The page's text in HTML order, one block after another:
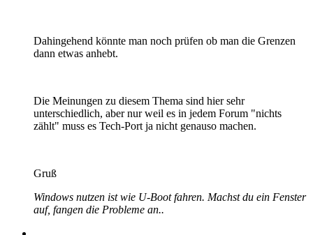
Dahingehend könnte man noch prüfen ob man die Grenzen
dann etwas anhebt.
Die Meinungen zu diesem Thema sind hier sehr
unterschiedlich, aber nur weil es in jedem Forum "nichts
zählt" muss es Tech-Port ja nicht genauso machen.
Gruß
Windows nutzen ist wie U-Boot fahren. Machst du ein Fenster
auf, fangen die Probleme an..